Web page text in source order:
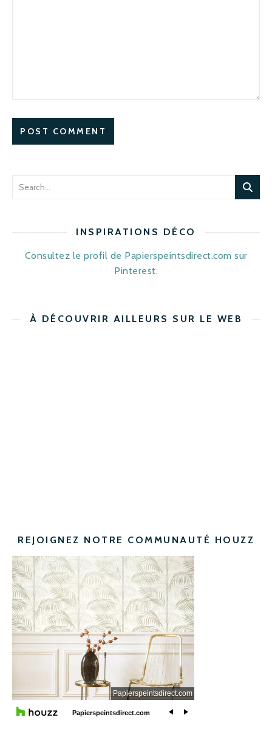
INSPIRATIONS DÉCO
Consultez le profil de Papierspeintsdirect.com sur
Pinterest.
À DÉCOUVRIR AILLEURS SUR LE WEB
REJOIGNEZ NOTRE COMMUNAUTÉ HOUZZ